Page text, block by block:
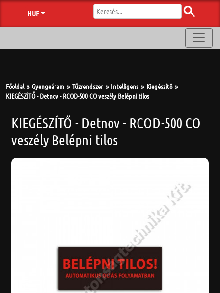
HUF
Főoldal Gyengeáram Tűzrendszer Intelligens
Kiegészítő
KIEGÉSZÍTŐ - Detnov - RCOD-500 CO veszély Belépni tilos
KIEGÉSZÍTŐ - Detnov - RCOD-500 CO
veszély Belépni tilos